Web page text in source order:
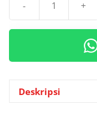
- +
Deskripsi